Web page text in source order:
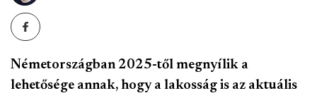
Németországban 2025-től megnyílik a
lehetősége annak, hogy a lakosság is az aktuális